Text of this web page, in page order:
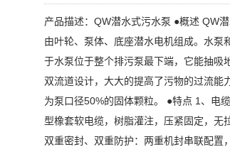
产品描述：QW潜水式污水泵 ●概述 QW
由叶轮、泵体、底座潜水电机组成。水泵
于水泵位于整个排污泵最下端，它能抽吸
双流道设计，大大的提高了污物的过流能
为泵口径50%的固体颗粒。 ●特点 1、电
型橡套软电缆，树脂灌注，压紧固定，无
双重密封、双重防护：两重机封串联配置